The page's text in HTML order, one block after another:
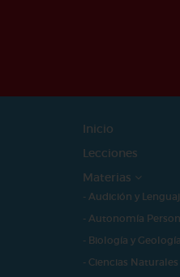
Inicio
Lecciones
Materias
- Audición y
- Autonomía
- Biología y Geología
- Ciencias Naturales